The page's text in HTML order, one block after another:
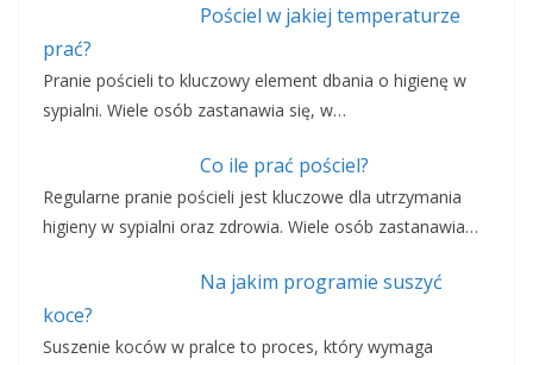
Pościel w jakiej temperaturze
prać?
Pranie pościeli to kluczowy element dbania o higienę w
sypialni. Wiele osób zastanawia się, w…
Co ile prać pościel?
Regularne pranie pościeli jest kluczowe dla utrzymania
higieny w sypialni oraz zdrowia. Wiele osób zastanawia…
Na jakim programie suszyć
koce?
Suszenie koców w pralce to proces, który wymaga